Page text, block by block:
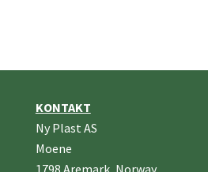
KONTAKT
Ny Plast AS
Moene
1798 Aremark, Norway